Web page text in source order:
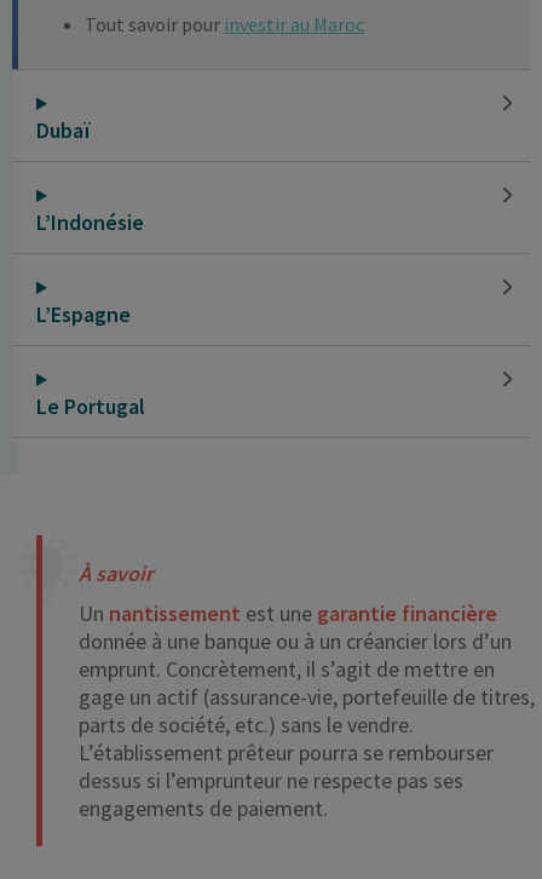
Tout savoir pour investir au Maroc
Dubaï
L’Indonésie
L’Espagne
Le Portugal
À savoir
Un nantissement est une garantie financière
donnée à une banque ou à un créancier lors d’un
emprunt. Concrètement, il s’agit de mettre en
gage un actif (assurance-vie, portefeuille de titres,
parts de société, etc.) sans le vendre.
L’établissement prêteur pourra se rembourser
dessus si l’emprunteur ne respecte pas ses
engagements de paiement.